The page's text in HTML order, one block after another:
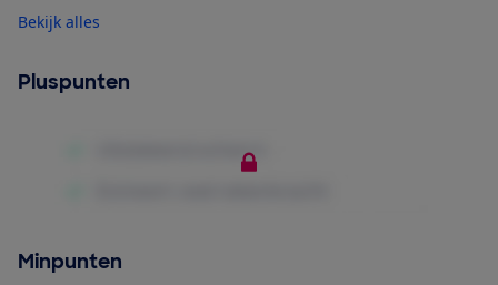
Bekijk alles
Pluspunten
Minpunten